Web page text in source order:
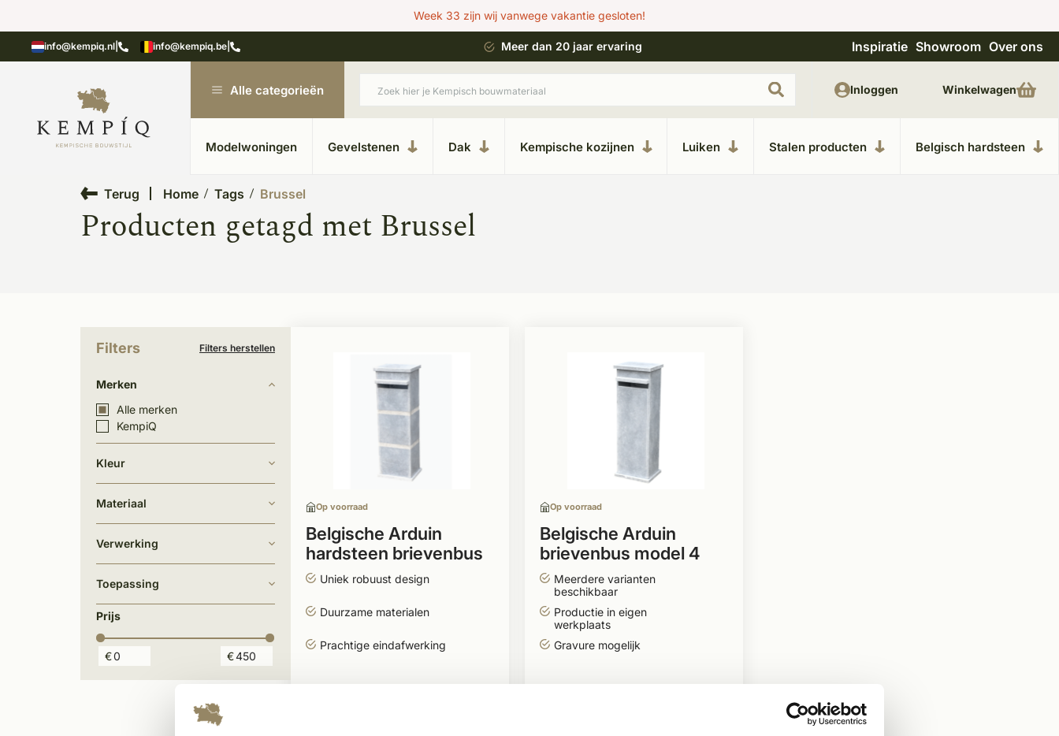
Week 33 zijn wij vanwege vakantie gesloten!
info@kempiq.nl info@kempiq.be
in Kesteren Unieke materialen in kempische bouwstijl Meer dan 20 jaar ervaring Uitgebreide showroom in Kesteren Unieke
Inspiratie Showroom Over ons
Alle categorieën
Modelwoningen Gevelstenen Dak Kempische kozijnen Luiken Stalen producten Belgisch hardsteen
Inloggen Winkelwagen
Terug Home Tags Brussel
Producten getagd met Brussel
Filters Filters herstellen
Merken
Alle merken
KempiQ
Kleur
Materiaal
Verwerking
Toepassing
Prijs
€ €
Op voorraad
Belgische Arduin
hardsteen brievenbus
model 4 stripe
Uniek robuust design
Duurzame materialen
Prachtige eindafwerking
Op voorraad
Belgische Arduin
brievenbus model 4
Meerdere varianten
beschikbaar
Productie in eigen
werkplaats
Gravure mogelijk